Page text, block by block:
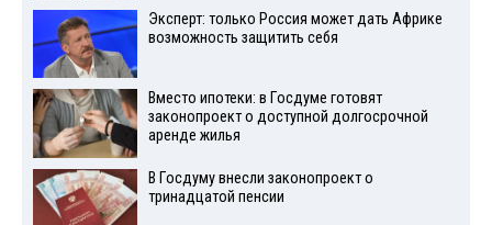
Эксперт: только Россия может дать Африке
возможность защитить себя
Вместо ипотеки: в Госдуме готовят
законопроект о доступной долгосрочной
аренде жилья
В Госдуму внесли законопроект о
тринадцатой пенсии